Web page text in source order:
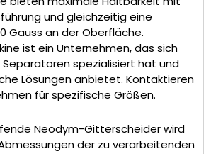
und gleichzeitig eine
Gauss an der Oberfläche.
ist ein Unternehmen, das sich
spezialisiert hat und
Lösungen anbietet. Kontaktieren
für spezifische Größen.
Neodym-Gitterscheider wird
der zu verarbeitenden